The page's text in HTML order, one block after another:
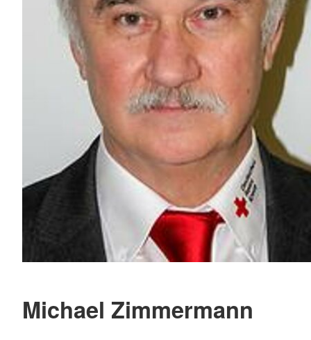
Michael Zimmermann